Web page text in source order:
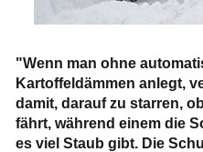
"Wenn man ohne
Kartoffeldämmen anlegt,
damit, darauf zu starren,
fährt, während einem die
es viel Staub gibt. Die